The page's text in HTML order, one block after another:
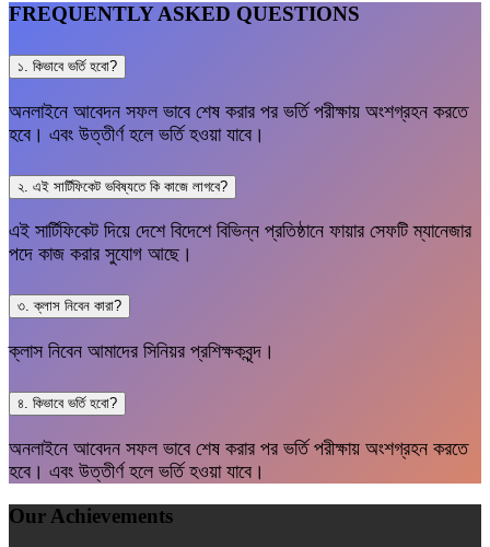
FREQUENTLY ASKED QUESTIONS
১. কিভাবে ভর্তি হবো?
অনলাইনে আবেদন সফল ভাবে শেষ করার পর ভর্তি পরীক্ষায় অংশগ্রহন করতে
হবে। এবং উত্তীর্ণ হলে ভর্তি হওয়া যাবে।
২. এই সার্টিফিকেট ভবিষ্যতে কি কাজে লাগবে?
এই সার্টিফিকেট দিয়ে দেশে বিদেশে বিভিন্ন প্রতিষ্ঠানে ফায়ার সেফটি ম্যানেজার
পদে কাজ করার সুযোগ আছে।
৩. ক্লাস নিবেন কারা?
ক্লাস নিবেন আমাদের সিনিয়র প্রশিক্ষকবৃন্দ।
৪. কিভাবে ভর্তি হবো?
অনলাইনে আবেদন সফল ভাবে শেষ করার পর ভর্তি পরীক্ষায় অংশগ্রহন করতে
হবে। এবং উত্তীর্ণ হলে ভর্তি হওয়া যাবে।
Our Achievements